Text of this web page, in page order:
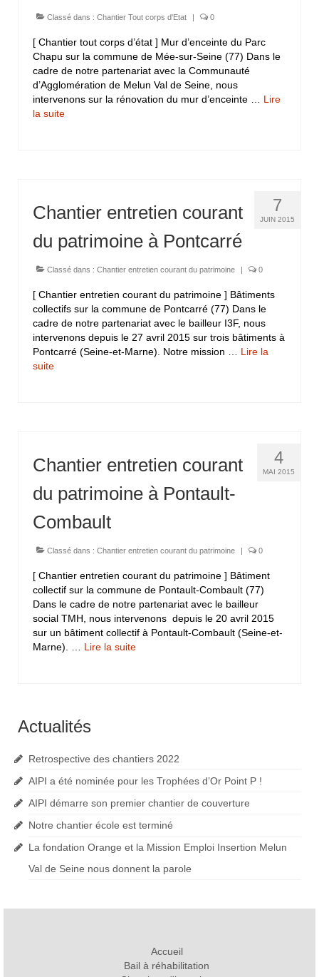
Classé dans : Chantier Tout corps d'Etat | 0
[ Chantier tout corps d’état ] Mur d’enceinte du Parc
Chapu sur la commune de Mée-sur-Seine (77) Dans le
cadre de notre partenariat avec la Communauté
d’Agglomération de Melun Val de Seine, nous
intervenons sur la rénovation du mur d’enceinte … Lire
la suite­­
7
JUIN 2015
Chantier entretien courant
du patrimoine à Pontcarré
Classé dans : Chantier entretien courant du patrimoine | 0
[ Chantier entretien courant du patrimoine ] Bâtiments
collectifs sur la commune de Pontcarré (77) Dans le
cadre de notre partenariat avec le bailleur I3F, nous
intervenons depuis le 27 avril 2015 sur trois bâtiments à
Pontcarré (Seine-et-Marne). Notre mission … Lire la
suite­­
4
MAI 2015
Chantier entretien courant
du patrimoine à Pontault-
Combault
Classé dans : Chantier entretien courant du patrimoine | 0
[ Chantier entretien courant du patrimoine ] Bâtiment
collectif sur la commune de Pontault-Combault (77)
Dans le cadre de notre partenariat avec le bailleur
social TMH, nous intervenons depuis le 20 avril 2015
sur un bâtiment collectif à Pontault-Combault (Seine-et-
Marne). … Lire la suite­­
Actualités
Retrospective des chantiers 2022
AIPI a été nominée pour les Trophées d’Or Point P !
AIPI démarre son premier chantier de couverture
Notre chantier école est terminé
La fondation Orange et la Mission Emploi Insertion Melun
Val de Seine nous donnent la parole
Accueil
Bail à réhabilitation